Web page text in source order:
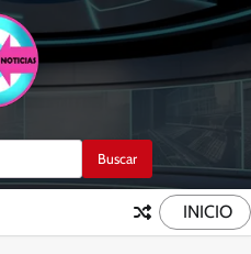
INICIO